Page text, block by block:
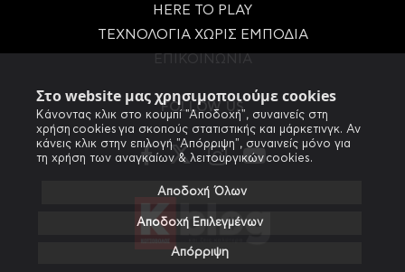
Στο website μας χρησιμοποιούμε cookies
Κάνοντας κλικ στο κουμπί "Αποδοχή", συναινείς στη
χρήση cookies για σκοπούς στατιστικής και μάρκετινγκ. Αν
κάνεις κλικ στην επιλογή "Απόρριψη", συναινείς μόνο για
τη χρήση των αναγκαίων & λειτουργικών cookies.
Αποδοχή Όλων
Αποδοχή Επιλεγμένων
Απόρριψη
HERE TO PLAY
ΤΕΧΝΟΛΟΓΙΑ ΧΩΡΙΣ ΕΜΠΟΔΙΑ
FOLLOW US